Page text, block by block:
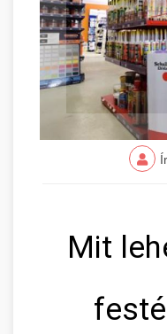
Mit